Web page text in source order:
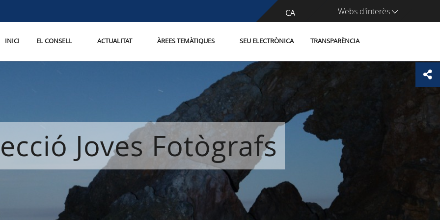
CA
ES Webs d'interès
INICI EL CONSELL ACTUALITAT ÀREES TEMÀTIQUES SEU ELECTRÒNICA TRANSPARÈNCIA
Joves Fotògrafs